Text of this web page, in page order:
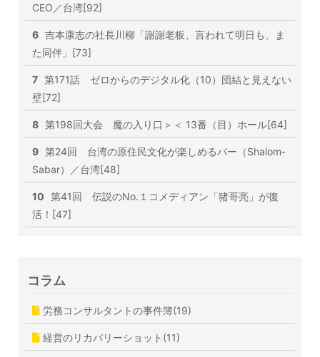
CEO／台湾[92]
6 吉本康志の社長川柳「謝謝老板、言われて明日も、ま
た同伴」[73]
7 第171話 ゼロからのデジタル化（10）団結と見えない
壁[72]
8 第198回大会 魔の入り口＞＜ 13番（目）ホール[64]
9 第24回 台湾の原住民文化が楽しめるバー（Shalom-
Sabar）／台湾[48]
10 第41回 伝説のNo.１コメディアン「猪哥亮」が復
活！[47]
コラム
労務コンサルタントの事件簿(19)
経営のリカバリーショット(11)